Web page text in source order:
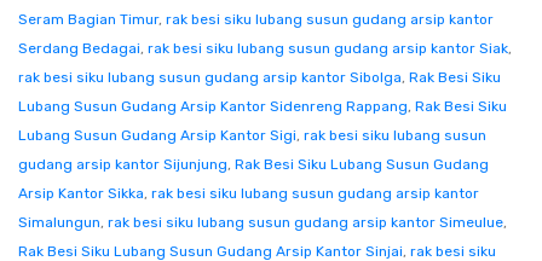
Seram Bagian Timur, rak besi siku lubang susun gudang arsip kantor
Serdang Bedagai, rak besi siku lubang susun gudang arsip kantor Siak,
rak besi siku lubang susun gudang arsip kantor Sibolga, Rak Besi Siku
Lubang Susun Gudang Arsip Kantor Sidenreng Rappang, Rak Besi Siku
Lubang Susun Gudang Arsip Kantor Sigi, rak besi siku lubang susun
gudang arsip kantor Sijunjung, Rak Besi Siku Lubang Susun Gudang
Arsip Kantor Sikka, rak besi siku lubang susun gudang arsip kantor
Simalungun, rak besi siku lubang susun gudang arsip kantor Simeulue,
Rak Besi Siku Lubang Susun Gudang Arsip Kantor Sinjai, rak besi siku